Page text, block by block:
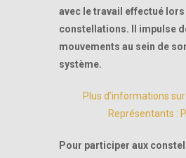
avec le travail effectué lors
constellations.
Il impulse
mouvements au sein de
système.
Plus d’informations
Représentants :
Pour participer aux